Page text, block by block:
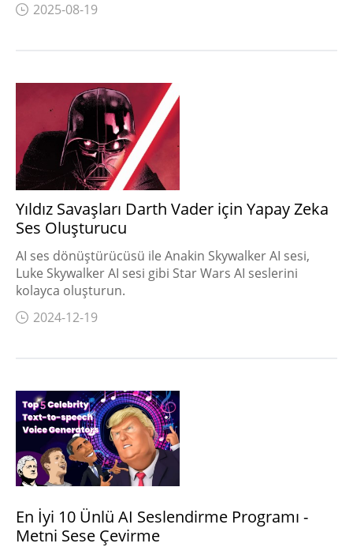
2025-08-19
Yıldız Savaşları Darth Vader için Yapay Zeka
Ses Oluşturucu
AI ses dönüştürücüsü ile Anakin Skywalker AI sesi,
Luke Skywalker AI sesi gibi Star Wars AI seslerini
kolayca oluşturun.
2024-12-19
En İyi 10 Ünlü AI Seslendirme Programı -
Metni Sese Çevirme